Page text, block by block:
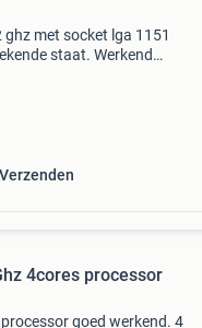
met socket lga 1151
staat. Werkend
goed werkend. 4